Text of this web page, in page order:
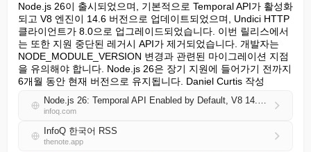
Node.js 26이 출시되었으며, 기본적으로 Temporal API가 활성화
되고 V8 엔진이 14.6 버전으로 업데이트되었으며, Undici HTTP
클라이언트가 8.0으로 업그레이드되었습니다. 이번 릴리스에서
는 또한 지원 중단된 레거시 API가 제거되었습니다. 개발자는
NODE_MODULE_VERSION 변경과 관련된 마이그레이션 지점
을 유의해야 합니다. Node.js 26은 장기 지원에 들어가기 전까지
6개월 동안 현재 버전으로 유지됩니다. Daniel Curtis 작성
Node.js 26: Temporal API Enabled by Default, V8 14.6, and a Round of Deprecations
infoq.com
InfoQ 한국어 RSS
thenote.app